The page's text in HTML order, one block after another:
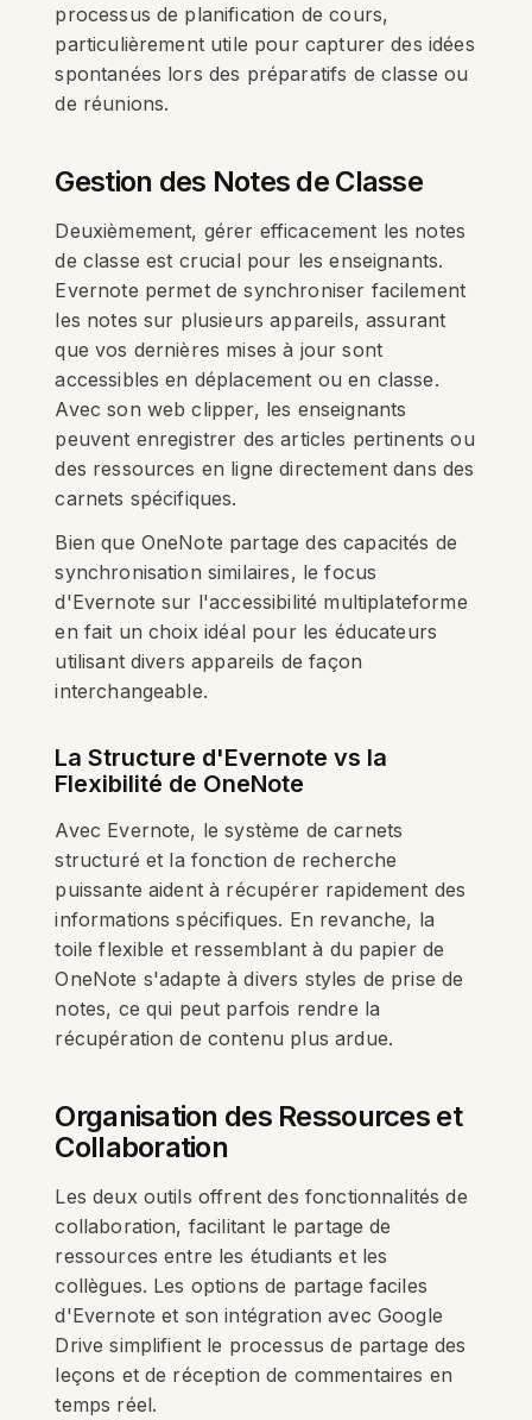
processus de planification de cours,
particulièrement utile pour capturer des idées
spontanées lors des préparatifs de classe ou
de réunions.
Gestion des Notes de Classe
Deuxièmement, gérer efficacement les notes
de classe est crucial pour les enseignants.
Evernote permet de synchroniser facilement
les notes sur plusieurs appareils, assurant
que vos dernières mises à jour sont
accessibles en déplacement ou en classe.
Avec son web clipper, les enseignants
peuvent enregistrer des articles pertinents ou
des ressources en ligne directement dans des
carnets spécifiques.
Bien que OneNote partage des capacités de
synchronisation similaires, le focus
d'Evernote sur l'accessibilité multiplateforme
en fait un choix idéal pour les éducateurs
utilisant divers appareils de façon
interchangeable.
La Structure d'Evernote vs la
Flexibilité de OneNote
Avec Evernote, le système de carnets
structuré et la fonction de recherche
puissante aident à récupérer rapidement des
informations spécifiques. En revanche, la
toile flexible et ressemblant à du papier de
OneNote s'adapte à divers styles de prise de
notes, ce qui peut parfois rendre la
récupération de contenu plus ardue.
Organisation des Ressources et
Collaboration
Les deux outils offrent des fonctionnalités de
collaboration, facilitant le partage de
ressources entre les étudiants et les
collègues. Les options de partage faciles
d'Evernote et son intégration avec Google
Drive simplifient le processus de partage des
leçons et de réception de commentaires en
temps réel.